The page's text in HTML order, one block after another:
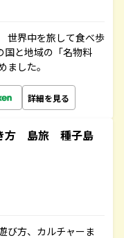
世界中を旅して食べ歩
国と地域の「名物料
した。
詳細を見る
方 島旅 種子島
び方、カルチャーま